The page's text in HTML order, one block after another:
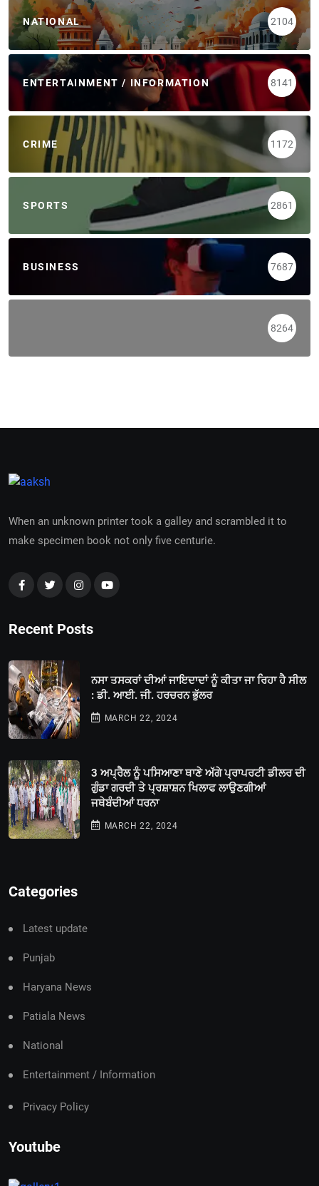
NATIONAL 2104
ENTERTAINMENT / INFORMATION 8141
CRIME 1172
SPORTS 2861
BUSINESS 7687
8264
When an unknown printer took a galley and scrambled it to
make specimen book not only five centurie.
Recent Posts
ਨਸਾ ਤਸਕਰਾਂ ਦੀਆਂ ਜਾਇਦਾਦਾਂ ਨੂੰ ਕੀਤਾ ਜਾ ਰਿਹਾ ਹੈ ਸੀਲ
: ਡੀ. ਆਈ. ਜੀ. ਹਰਚਰਨ ਭੁੱਲਰ
MARCH 22, 2024
3 ਅਪ੍ਰੈਲ ਨੂੰ ਪਸਿਆਣਾ ਥਾਣੇ ਅੱਗੇ ਪ੍ਰਾਪਰਟੀ ਡੀਲਰ ਦੀ
ਗੁੰਡਾ ਗਰਦੀ ਤੇ ਪ੍ਰਸ਼ਾਸ਼ਨ ਖਿਲਾਫ ਲਾਉਣਗੀਆਂ
ਜਥੇਬੰਦੀਆਂ ਧਰਨਾ
MARCH 22, 2024
Categories
Latest update
Punjab
Haryana News
Patiala News
National
Entertainment / Information
Privacy Policy
Youtube